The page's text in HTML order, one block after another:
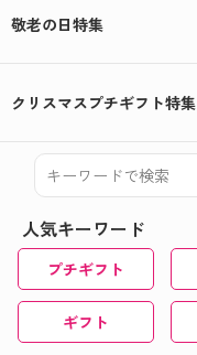
敬老の日特集
クリスマスプチギフト特集
人気キーワード
プチギフト
ギフト